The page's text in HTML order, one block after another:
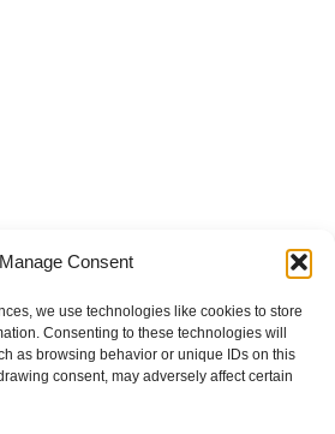
Manage Consent
we use technologies like cookies to store
Consenting to these technologies will
as browsing behavior or unique IDs on this
consent, may adversely affect certain